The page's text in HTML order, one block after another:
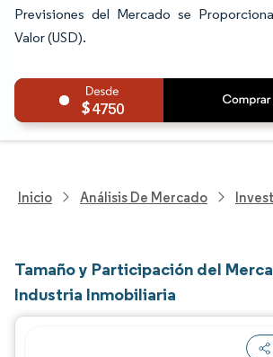
Previsiones del Mercado se
Valor (USD).
4750
Inicio Análisis De Mercado
Tamaño y Participación del
Industria Inmobiliaria